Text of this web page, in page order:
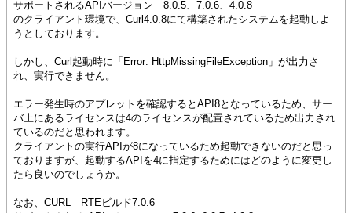
サポートされるAPIバージョン 8.0.5、7.0.6、4.0.8
のクライアント環境で、Curl4.0.8にて構築されたシステムを起動しよ
うとしております。
しかし、Curl起動時に「Error: HttpMissingFileException」が出力さ
れ、実行できません。
エラー発生時のアプレットを確認するとAPI8となっているため、サー
バ上にあるライセンスは4のライセンスが配置されているため出力され
ているのだと思われます。
クライアントの実行APIが8になっているため起動できないのだと思っ
ておりますが、起動するAPIを4に指定するためにはどのように変更し
たら良いのでしょうか。
なお、CURL RTEビルド7.0.6